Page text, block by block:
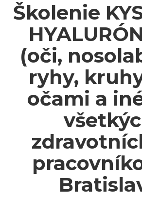
Školenie
(oči,
ryhy,
očami a